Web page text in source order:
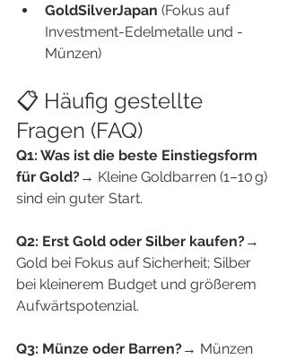
GoldSilverJapan (Fokus auf
Investment-Edelmetalle und -
Münzen)
📋 Häufig gestellte
Fragen (FAQ)
Q1: Was ist die beste Einstiegsform
für Gold?→ Kleine Goldbarren (1–10 g)
sind ein guter Start.
Q2: Erst Gold oder Silber kaufen?→
Gold bei Fokus auf Sicherheit; Silber
bei kleinerem Budget und größerem
Aufwärtspotenzial.
Q3: Münze oder Barren?→ Münzen